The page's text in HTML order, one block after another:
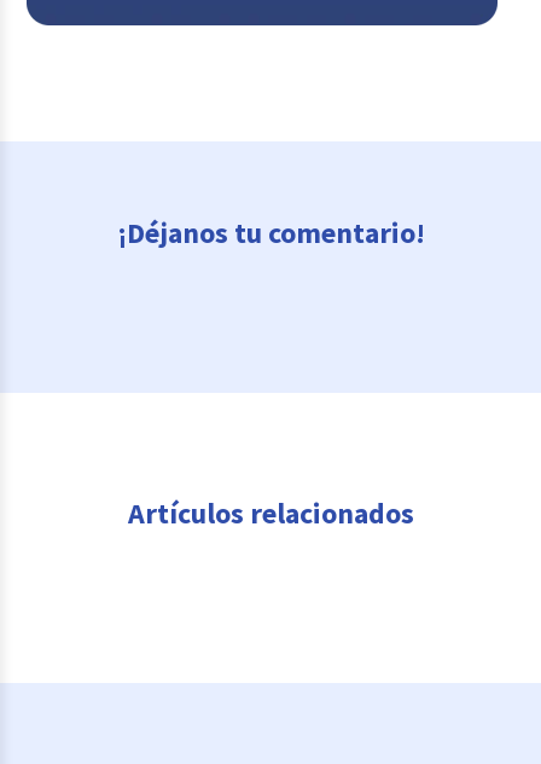
¡Déjanos tu comentario!
Artículos relacionados